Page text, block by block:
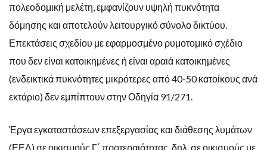
πολεοδομική μελέτη, εμφανίζουν υψηλή πυκνότητα
δόμησης και αποτελούν λειτουργικό σύνολο δικτύου.
Επεκτάσεις σχεδίου με εφαρμοσμένο ρυμοτομικό σχέδιο
που δεν είναι κατοικημένες ή είναι αραιά κατοικημένες
(ενδεικτικά πυκνότητες μικρότερες από 40-50 κατοίκους ανά
εκτάριο) δεν εμπίπτουν στην Οδηγία 91/271.
Έργα εγκαταστάσεων επεξεργασίας και διάθεσης λυμάτων
(ΕΕΛ) σε οικισμούς Γ΄ προτεραιότητας, δηλ. σε οικισμούς με